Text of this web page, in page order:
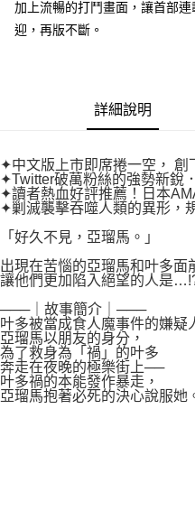
※ 交易是否成功請以「AFTEE先享
是否繳費成功／繳費後需取消欲退
易，需依本服務之必要範圍內提供
https://aftee.tw/terms/#terms3
３．未成年的使用者請事先徵得法
「AFTEE先享後付」，若未經同意
任。
時審查核予不同之上限額度；若仍
５．嚴禁一人註冊多個帳號或使用
恩沛科技股份有限公司將有權停止
付款後萊爾富取貨
每筆NT$80，滿NT$500(含以上)
付款後7-11取貨
宅配
每筆NT$100，滿NT$800(含以
國家/地區配送
加上流暢的打鬥畫面，讓首部
迎，再版不斷。
詳細說明
✦中文版上市即席捲一空， 創
✦Twitter破萬粉絲的強勢新銳
✦讀者熱血好評推薦！日本
✦剿滅襲擊吞噬人類的異形，
「好久不見，亞瑠馬。」
出現在苦惱的亞瑠馬和叶多面
讓他們更加陷入絕望的人是
───｜故事簡介｜───
叶多被當成食人魔事件的嫌
亞瑠馬以朋友的身分，
為了救身為「禍」的叶多
奔走在夜晚的極樂街上──
叶多禍的本能發作暴走，
亞瑠馬抱著必死的決心說服她